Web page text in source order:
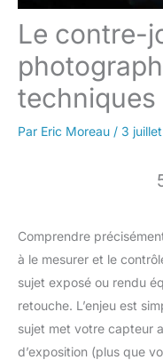
Le contre-
techniques
Par Eric Moreau / 3
Comprendre
à le mesurer et le
sujet exposé ou rendu
retouche. L’enjeu est
sujet met votre capteur
d’exposition (plus que